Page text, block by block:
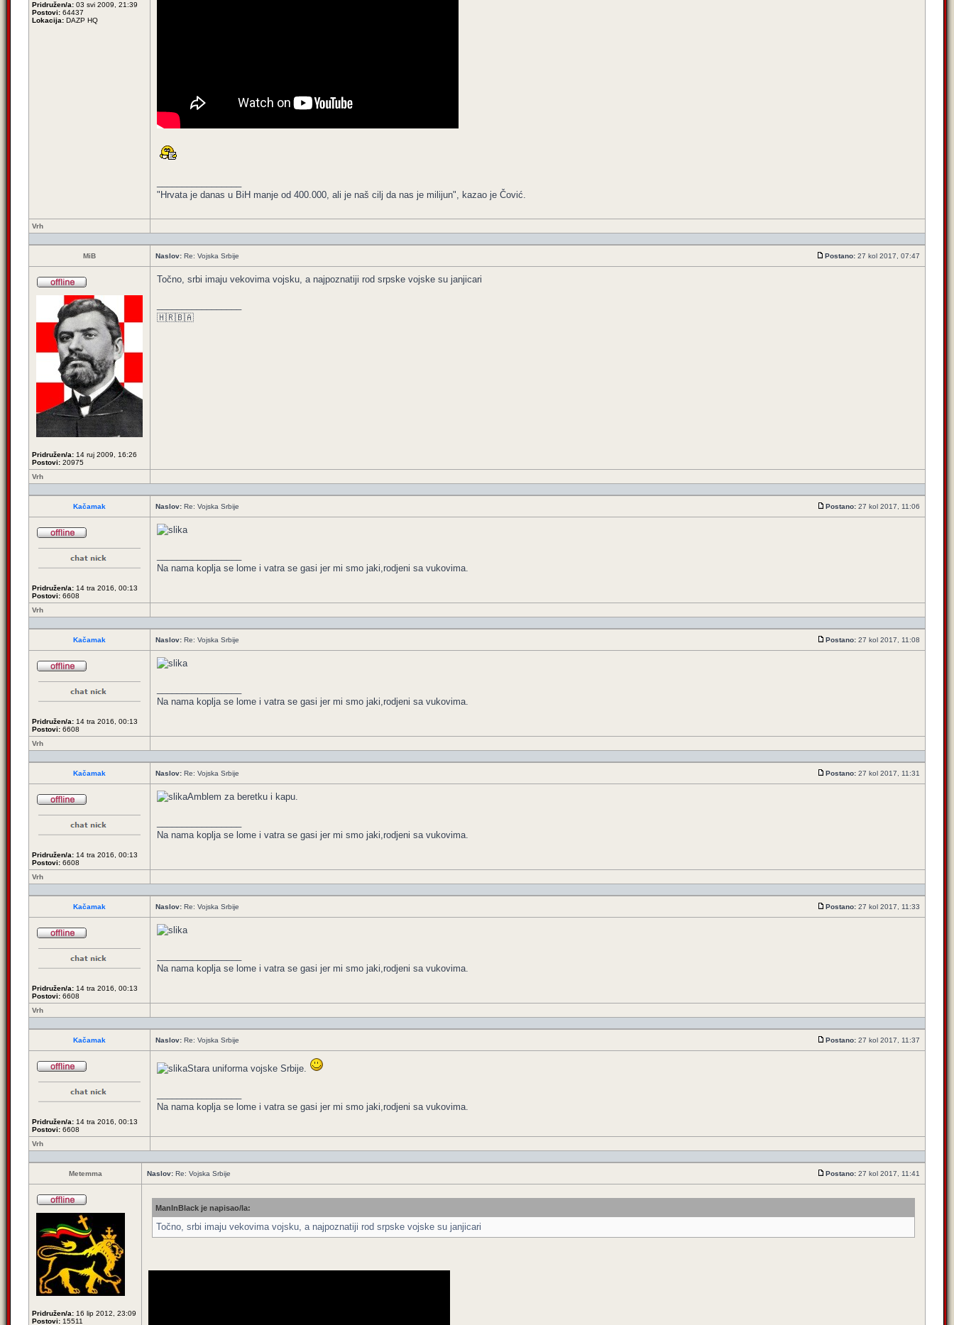
Pridružen/a: 03 svi 2009, 21:39
Postovi: 64437
Lokacija: DAZP HQ
"Hrvata je danas u BiH manje od 400.000, ali je naš cilj da nas je milijun", kazao je Čović.
Vrh
MiB Naslov: Re: Vojska Srbije Postano: 27 kol 2017, 07:47
Pridružen/a: 14 ruj 2009, 16:26
Postovi: 20975
Točno, srbi imaju vekovima vojsku, a najpoznatiji rod srpske vojske su janjicari
🇭🇷🇧🇦
Vrh
Kačamak Naslov: Re: Vojska Srbije Postano: 27 kol 2017, 11:06
Pridružen/a: 14 tra 2016, 00:13
Postovi: 6608
Na nama koplja se lome i vatra se gasi jer mi smo jaki,rodjeni sa vukovima.
Vrh
Kačamak Naslov: Re: Vojska Srbije Postano: 27 kol 2017, 11:08
Pridružen/a: 14 tra 2016, 00:13
Postovi: 6608
Na nama koplja se lome i vatra se gasi jer mi smo jaki,rodjeni sa vukovima.
Vrh
Kačamak Naslov: Re: Vojska Srbije Postano: 27 kol 2017, 11:31
Pridružen/a: 14 tra 2016, 00:13
Postovi: 6608
Amblem za beretku i kapu.
Na nama koplja se lome i vatra se gasi jer mi smo jaki,rodjeni sa vukovima.
Vrh
Kačamak Naslov: Re: Vojska Srbije Postano: 27 kol 2017, 11:33
Pridružen/a: 14 tra 2016, 00:13
Postovi: 6608
Na nama koplja se lome i vatra se gasi jer mi smo jaki,rodjeni sa vukovima.
Vrh
Kačamak Naslov: Re: Vojska Srbije Postano: 27 kol 2017, 11:37
Pridružen/a: 14 tra 2016, 00:13
Postovi: 6608
Stara uniforma vojske Srbije.
Na nama koplja se lome i vatra se gasi jer mi smo jaki,rodjeni sa vukovima.
Vrh
Metemma Naslov: Re: Vojska Srbije Postano: 27 kol 2017, 11:41
Pridružen/a: 16 lip 2012, 23:09
Postovi: 15511
ManInBlack je napisao/la:
Točno, srbi imaju vekovima vojsku, a najpoznatiji rod srpske vojske su janjicari